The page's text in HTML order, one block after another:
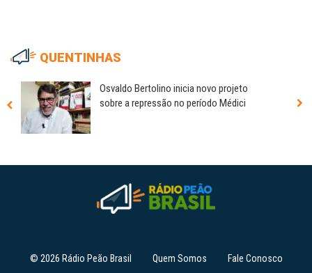
QUENTINHAS
Osvaldo Bertolino inicia novo projeto
sobre a repressão no período Médici
© 2026 Rádio Peão Brasil Quem Somos Fale Conosco